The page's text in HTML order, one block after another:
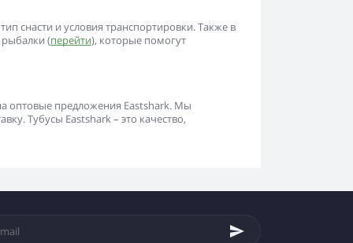
снасти и условия транспортировки. Также в
рыбалки (перейти), которые помогут
оптовые предложения Eastshark. Мы
Тубусы Eastshark – это качество,